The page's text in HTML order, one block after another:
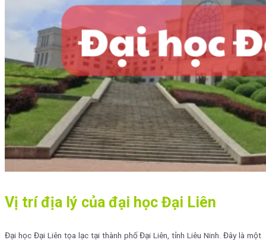
Vị trí địa lý của đại học Đại Liên
Đại học Đại Liên tọa lạc tại thành phố Đại Liên, tỉnh Liêu Ninh. Đây là một